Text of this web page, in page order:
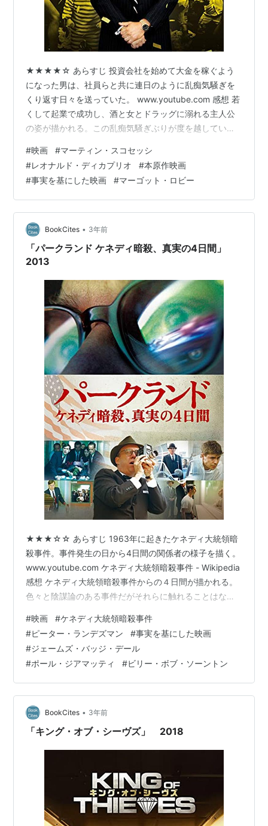
★★★★☆ あらすじ 投資会社を始めて大金を稼ぐよう
になった男は、社員らと共に連日のように乱痴気騒ぎを
くり返す日々を送っていた。 www.youtube.com 感想 若
くして起業で成功し、酒と女とドラッグに溺れる主人公
の姿が描かれる。この乱痴気騒ぎぶりが度を越していて
なく、他の社員も巻き込んでの躁状態で無茶苦茶やって
いる。自制心がまったくなくてやりたい放題だ。こんな
世界があるのかと、リアリティ番組を見ているような感
覚で下世話な好奇心を満たしてくれる。 しかし、こんな
ふざけた仕事ぶりでも大金を稼げるなんて金融業界はど
うかしてると思ってしまうわけ…
#映画 #マーティン・スコセッシ
#レオナルド・ディカプリオ #本原作映画
#事実を基にした映画 #マーゴット・ロビー
BookCites • 3年前
「パークランド ケネディ暗殺、真実の4日間」
2013
★★★☆☆ あらすじ 1963年に起きたケネディ大統領暗
殺事件。事件発生の日から4日間の関係者の様子を描く。
www.youtube.com ケネディ大統領暗殺事件 - Wikipedia
感想 ケネディ大統領暗殺事件からの４日間が描かれる。
色々と陰謀論のある事件だがそれらに触れることはな
となっている「パークランド」は銃撃された大統領が運
び込まれた病院だが、その数日後には同じように襲撃さ
れた犯人も運びこまれていたとは知らなかった。 衝撃的
な世紀の大事件の重要人物が立て続けに運び込まれてき
たわけで、医者たちにとっては青天の霹靂だっただろ
う。しかも…
#映画 #ケネディ大統領暗殺事件
#ピーター・ランデズマン #事実を基にした映画
#ジェームズ・バッジ・デール
#ポール・ジアマッティ #ビリー・ボブ・ソーントン
BookCites • 3年前
「キング・オブ・シーヴズ」 2018